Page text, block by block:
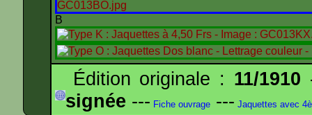
B
Édition originale : 11/1910
signée --- Fiche ouvrage --- Jaquettes avec